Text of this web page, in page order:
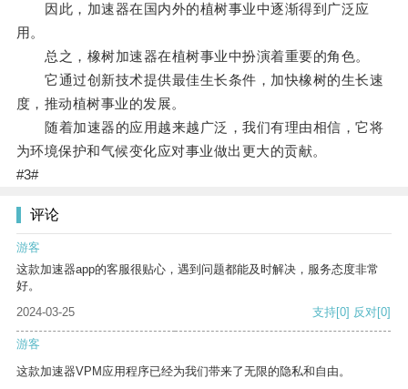
因此，加速器在国内外的植树事业中逐渐得到广泛应
用。
总之，橡树加速器在植树事业中扮演着重要的角色。
它通过创新技术提供最佳生长条件，加快橡树的生长速
度，推动植树事业的发展。
随着加速器的应用越来越广泛，我们有理由相信，它将
为环境保护和气候变化应对事业做出更大的贡献。
#3#
评论
游客
这款加速器app的客服很贴心，遇到问题都能及时解决，服务态度非常
好。
2024-03-25
支持[0] 反对[0]
游客
这款加速器VPM应用程序已经为我们带来了无限的隐私和自由。